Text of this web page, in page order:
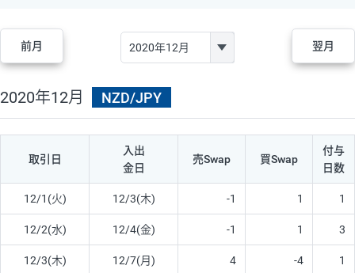
前月 翌月
2020年12月 NZD/JPY
取引日
入出
金日
売Swap 買Swap
付与
日数
12/1(火) 12/3(木) -1 1 1
12/2(水) 12/4(金) -1 1 3
12/3(木) 12/7(月) 4 -4 1